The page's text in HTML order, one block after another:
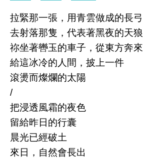
拉緊那一張，用青雲做成的長弓
去射落那隻，代表著黑夜的天狼
祢坐著轡玉的車子，從東方奔來
給這冰冷的人間，披上一件
滾燙而燦爛的太陽
/
把浸透風霜的夜色
留給昨日的行囊
晨光已經破土
來日，自然會長出